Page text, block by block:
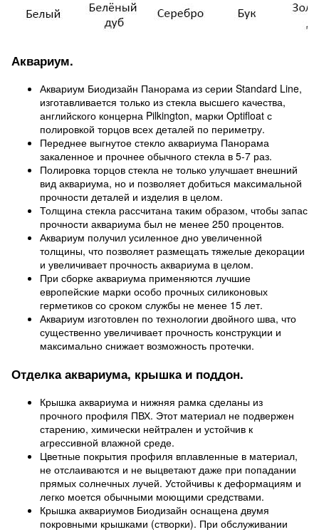
Аквариум.
Аквариум Биодизайн Панорама из серии Standard Line,
изготавливается только из стекла высшего качества,
английского концерна Pilkington, марки Optifloat с
полировкой торцов всех деталей по периметру.
Переднее выгнутое стекло аквариума Панорама
закаленное и прочнее обычного стекла в 5-7 раз.
Полировка торцов стекла не только улучшает внешний
вид аквариума, но и позволяет добиться максимальной
прочности деталей и изделия в целом.
Толщина стекла рассчитана таким образом, чтобы запас
прочности аквариума был не менее 250 процентов.
Аквариум получил усиленное дно увеличенной
толщины, что позволяет размещать тяжелые декорации
и увеличивает прочность аквариума в целом.
При сборке аквариума применяются лучшие
европейские марки особо прочных силиконовых
герметиков со сроком службы не менее 15 лет.
Аквариум изготовлен по технологии двойного шва, что
существенно увеличивает прочность конструкции и
максимально снижает возможность протечки.
Отделка аквариума, крышка и поддон.
Крышка аквариума и нижняя рамка сделаны из
прочного профиля ПВХ. Этот материал не подвержен
старению, химически нейтрален и устойчив к
агрессивной влажной среде.
Цветные покрытия профиля вплавленные в материал,
не отслаиваются и не выцветают даже при попадании
прямых солнечных лучей. Устойчивы к деформациям и
легко моется обычными моющими средствами.
Крышка аквариумов Биодизайн оснащена двумя
покровными крышками (створки). При обслуживании